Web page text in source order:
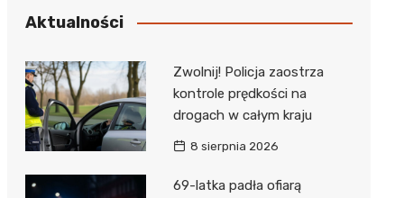
Skarbowy
Policja
Aktualności
Zwolnij! Policja zaostrza
kontrole prędkości na
drogach w całym kraju
8 sierpnia 2026
69-latka padła ofiarą